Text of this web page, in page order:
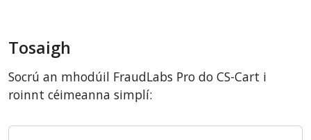
Tosaigh
Socrú an mhodúil FraudLabs Pro do CS-Cart i
roinnt céimeanna simplí: